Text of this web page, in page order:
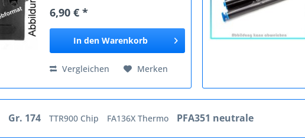
6787-2 6788 Easystrike Personal
Wheelprinter 2 Superelectric...
6,90 € *
In den Warenkorb
Vergleichen Merken
Gr. 174 TTR900 Chip FA136X Thermo PFA351 neutrale